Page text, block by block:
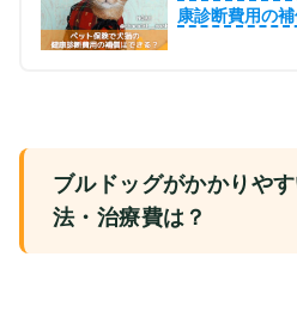
康診断費用の
ブルドッグがかかりや
法・治療費は？